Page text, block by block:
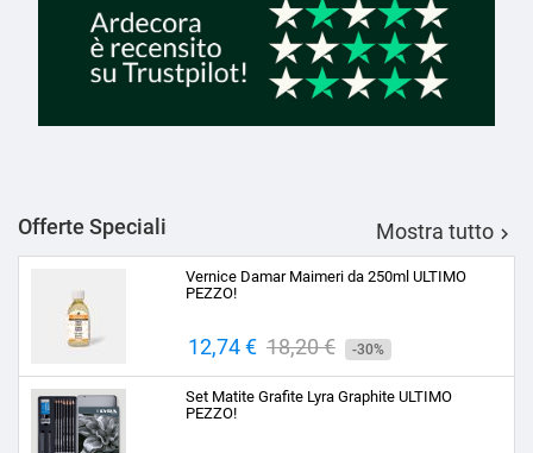
Offerte Speciali Mostra tutto 
Vernice Damar Maimeri da 250ml ULTIMO
PEZZO!
Prezzo
12,74 € Prezzo
base
18,20 € -30%
Set Matite Grafite Lyra Graphite ULTIMO
PEZZO!